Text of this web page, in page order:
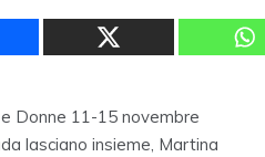
Donne 11-15 novembre
lasciano insieme, Martina